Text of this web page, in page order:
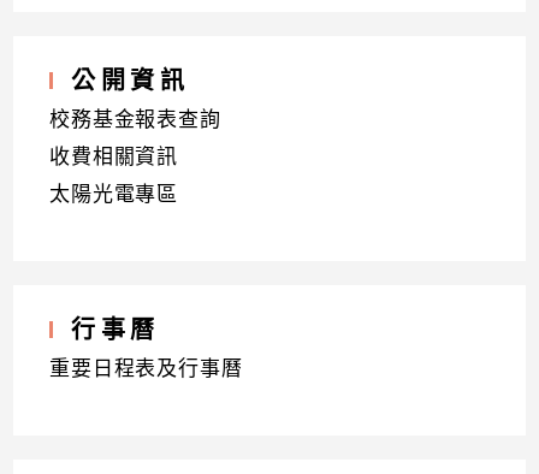
公開資訊
校務基金報表查詢
收費相關資訊
太陽光電專區
行事曆
重要日程表及行事曆